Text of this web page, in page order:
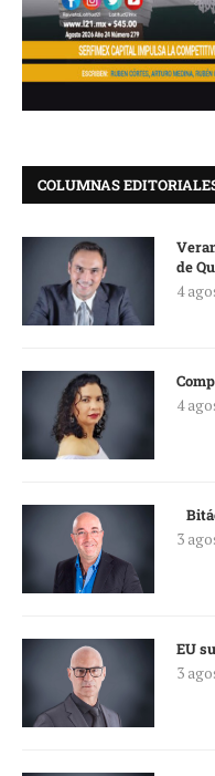
COLUMNAS
de
4
4
3
EU
3